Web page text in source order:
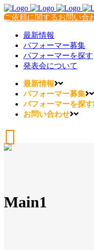
ご依頼に関するお問い合
最新情報
パフォーマー募集
パフォーマーを探す
発表会について
最新情報
パフォーマー募集
パフォーマーを探す
お問い合わせ
Main1